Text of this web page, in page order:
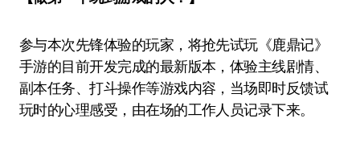
参与本次先锋体验的玩家，将抢先试玩《鹿鼎记》
手游的目前开发完成的最新版本，体验主线剧情、
副本任务、打斗操作等游戏内容，当场即时反馈试
玩时的心理感受，由在场的工作人员记录下来。